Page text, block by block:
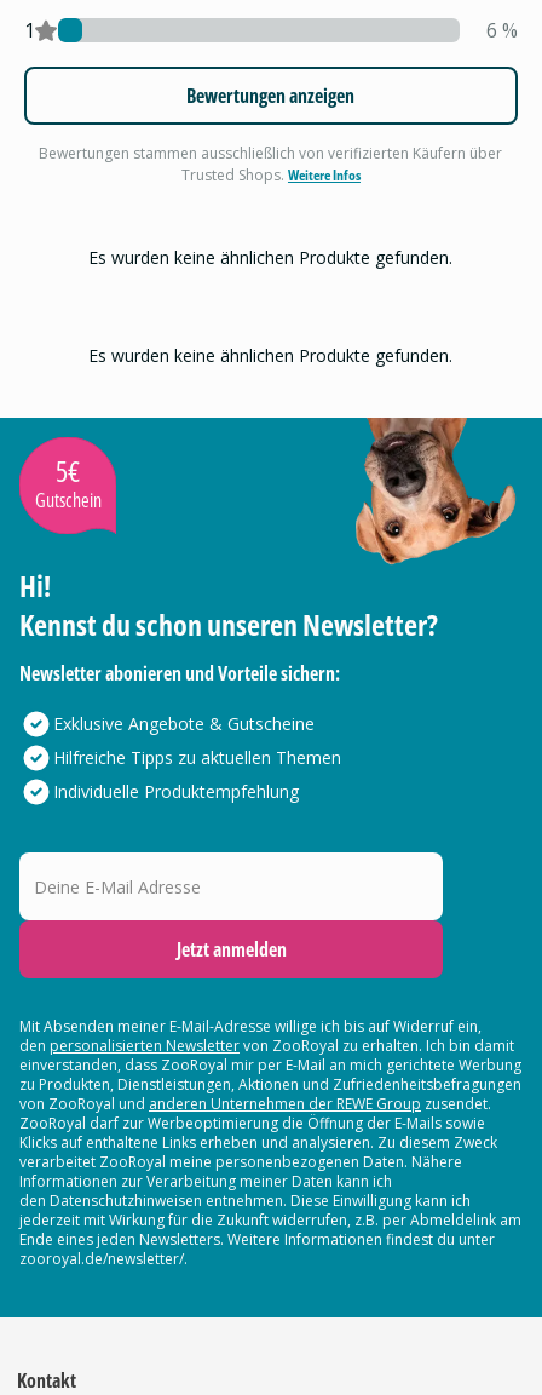
1 6 %
Bewertungen anzeigen
Bewertungen stammen ausschließlich von verifizierten Käufern über
Trusted Shops. Weitere Infos
Es wurden keine ähnlichen Produkte gefunden.
Es wurden keine ähnlichen Produkte gefunden.
5€
Gutschein
Hi!
Kennst du schon unseren Newsletter?
Newsletter abonieren und Vorteile sichern:
Exklusive Angebote & Gutscheine
Hilfreiche Tipps zu aktuellen Themen
Individuelle Produktempfehlung
Deine E-Mail Adresse
Jetzt anmelden
Mit Absenden meiner E-Mail-Adresse willige ich bis auf Widerruf ein,
den personalisierten Newslettervon ZooRoyal zu erhalten. Ich bin damit
einverstanden, dass ZooRoyal mir per E-Mail an mich gerichtete Werbung
zu Produkten, Dienstleistungen, Aktionen und Zufriedenheitsbefragungen
von ZooRoyal und anderen Unternehmen der REWE Group zusendet.
ZooRoyal darf zur Werbeoptimierung die Öffnung der E-Mails sowie
Klicks auf enthaltene Links erheben und analysieren. Zu diesem Zweck
verarbeitet ZooRoyal meine personenbezogenen Daten. Nähere
Informationen zur Verarbeitung meiner Daten kann ich
den Datenschutzhinweisen entnehmen. Diese Einwilligung kann ich
jederzeit mit Wirkung für die Zukunft widerrufen, z.B. per Abmeldelink am
Ende eines jeden Newsletters. Weitere Informationen findest du unter
zooroyal.de/newsletter/.
Kontakt